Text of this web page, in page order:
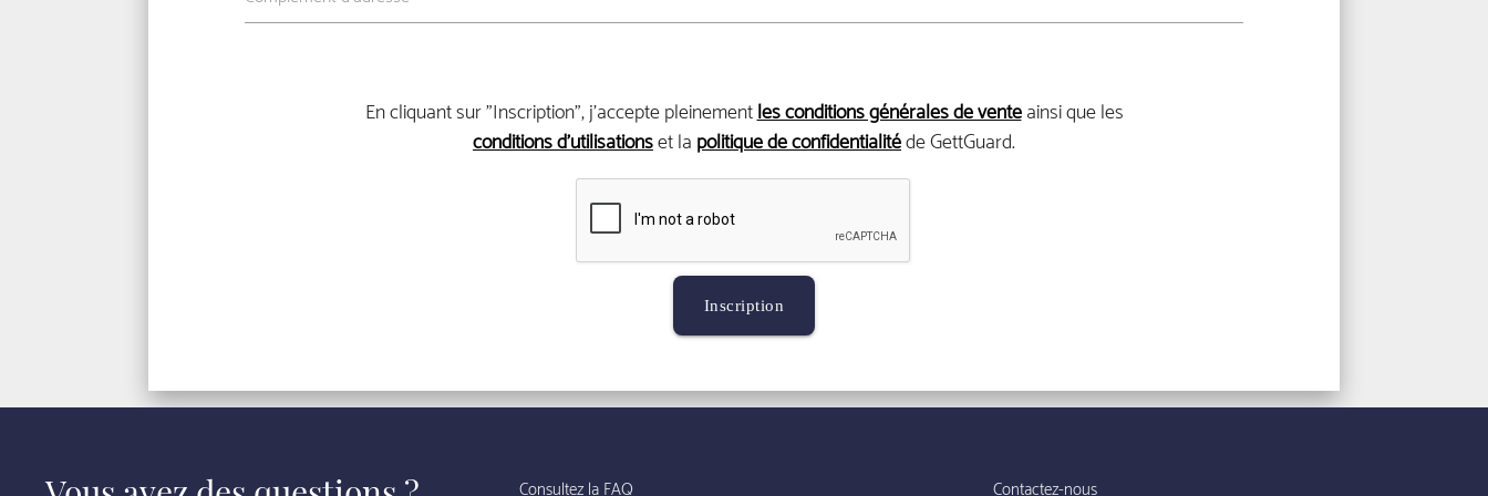
En cliquant sur "Inscription", j’accepte pleinementles conditions générales de venteainsi que les
conditions d’utilisationset la politique de confidentialitéde GettGuard.
Inscription
Consultez la FAQ Contactez-nous